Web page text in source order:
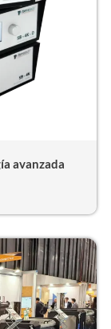
avanzada